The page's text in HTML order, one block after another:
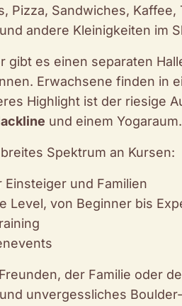
Pizza, Sandwiches,
andere Kleinigkeiten im
gibt es einen separaten
Erwachsene finden in
Highlight ist der riesige
und einem Yogaraum.
Spektrum an Kursen:
und Familien
Level, von Beginner bis
der Familie oder
unvergessliches